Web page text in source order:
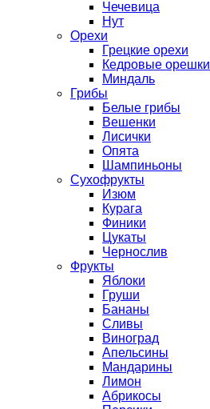
Чечевица
Нут
Орехи
Грецкие орехи
Кедровые орешки
Миндаль
Грибы
Белые грибы
Вешенки
Лисички
Опята
Шампиньоны
Сухофрукты
Изюм
Курага
Финики
Цукаты
Чернослив
Фрукты
Яблоки
Груши
Бананы
Сливы
Виноград
Апельсины
Мандарины
Лимон
Абрикосы